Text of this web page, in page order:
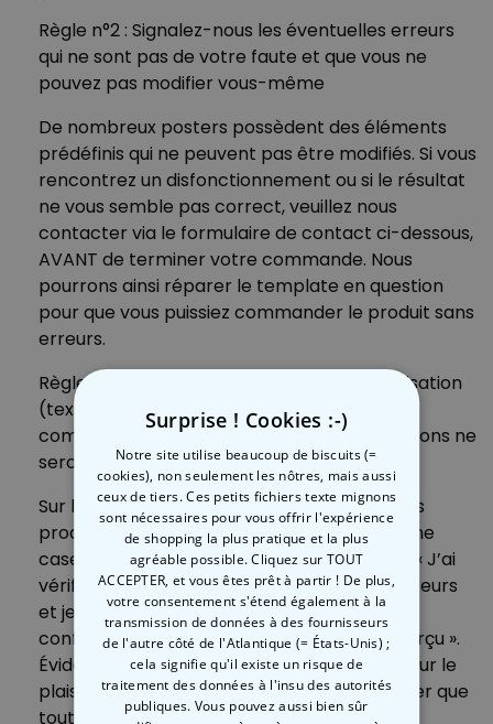
Règle n°2 : Signalez-nous les éventuelles erreurs
qui ne sont pas de votre faute et que vous ne
pouvez pas modifier vous-même
De nombreux posters possèdent des éléments
prédéfinis qui ne peuvent pas être modifiés. Si vous
rencontrez un disfonctionnement ou si le résultat
ne vous semble pas correct, veuillez nous
contacter via le formulaire de contact ci-dessous,
AVANT de terminer votre commande. Nous
pourrons ainsi réparer le template en question
pour que vous puissiez commander le produit sans
erreurs.
Règle n°3 : Veuillez vérifier votre personnalisation
(texte, image…) avant de procéder à la
commande (parce qu’ensuite, les modifications ne
seront plus possibles)
Sur l’ensemble des pages qui concernent les
produits personnalisables, vous trouverez une
case à cocher, accompagnée de ce texte : « J’ai
vérifié le produit ainsi que les éventuelles erreurs
et je reconnais que le produit sera fabriqué
conformément au fichier généré dans l’aperçu ».
Évidemment, nous ne l’écrivons pas juste pour le
plaisir. Nous voulons simplement nous assurer que
tout est en ordre et que la personnalisation
Surprise ! Cookies :-)
Notre site utilise beaucoup de biscuits (=
cookies), non seulement les nôtres, mais aussi
ceux de tiers. Ces petits fichiers texte mignons
sont nécessaires pour vous offrir l'expérience
de shopping la plus pratique et la plus
agréable possible. Cliquez sur TOUT
ACCEPTER, et vous êtes prêt à partir ! De plus,
votre consentement s'étend également à la
transmission de données à des fournisseurs
de l'autre côté de l'Atlantique (= États-Unis) ;
cela signifie qu'il existe un risque de
traitement des données à l'insu des autorités
publiques. Vous pouvez aussi bien sûr